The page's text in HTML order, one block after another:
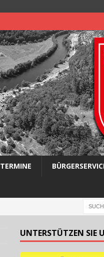
TERMINE
UNTERSTÜTZEN SIE